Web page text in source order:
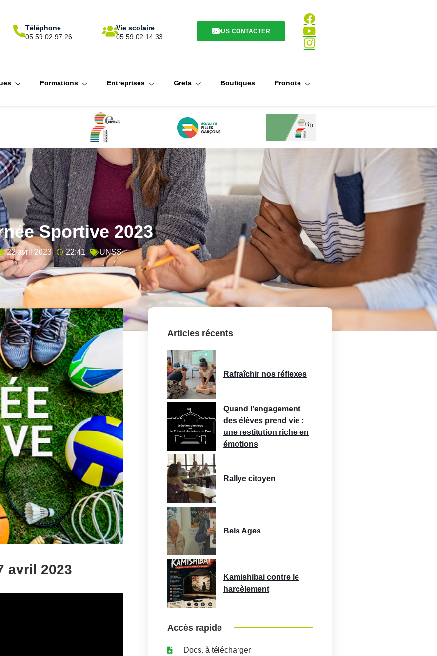
Téléphone
05 59 02 97 26
Vie scolaire
05 59 02 14 33
NOUS CONTACTER
Formations Entreprises Greta Boutiques Pronote
Sportive 2023
22 avril 2023 22:41 UNSS
avril 2023
Articles récents
Rafraîchir nos réflexes
Quand l’engagement
des élèves prend vie :
une restitution riche en
émotions
Rallye citoyen
Bels Ages
Kamishibai contre le
harcèlement
Accès rapide
Docs. à télécharger